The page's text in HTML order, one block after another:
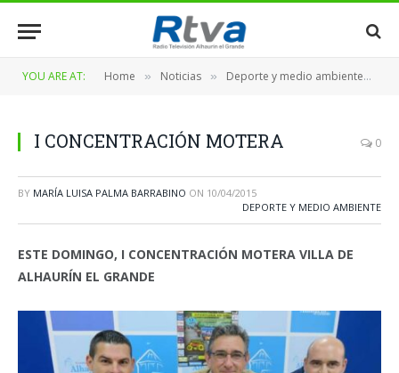
YOU ARE AT: Home » Noticias » Deporte y medio ambiente
I CONCENTRACIÓN MOTERA 0
BY MARÍA LUISA PALMA BARRABINO ON 10/04/2015
DEPORTE Y MEDIO AMBIENTE
ESTE DOMINGO, I CONCENTRACIÓN MOTERA VILLA DE
ALHAURÍN EL GRANDE